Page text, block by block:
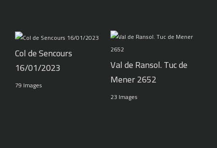
Col de Sencours
16/01/2023
79 Images
Val de Ransol. Tuc de
Mener 2652
23 Images